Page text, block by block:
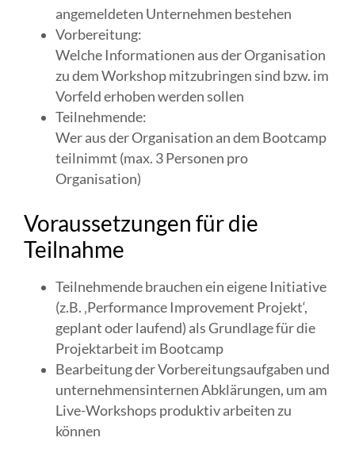
angemeldeten Unternehmen bestehen
Vorbereitung:
Welche Informationen aus der Organisation
zu dem Workshop mitzubringen sind bzw. im
Vorfeld erhoben werden sollen
Teilnehmende:
Wer aus der Organisation an dem Bootcamp
teilnimmt (max. 3 Personen pro
Organisation)
Voraussetzungen für die
Teilnahme
Teilnehmende brauchen ein eigene Initiative
(z.B. ‚Performance Improvement Projekt‘,
geplant oder laufend) als Grundlage für die
Projektarbeit im Bootcamp
Bearbeitung der Vorbereitungsaufgaben und
unternehmensinternen Abklärungen, um am
Live-Workshops produktiv arbeiten zu
können